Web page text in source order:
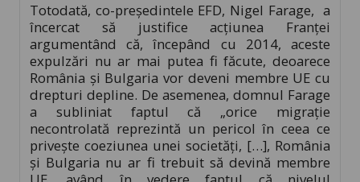
Totodată, co-preşedintele EFD, Nigel Farage, a
încercat să justifice acţiunea Franţei
argumentând că, începând cu 2014, aceste
expulzări nu ar mai putea fi făcute, deoarece
România şi Bulgaria vor deveni membre UE cu
drepturi depline. De asemenea, domnul Farage
a subliniat faptul că „orice migraţie
necontrolată reprezintă un pericol în ceea ce
priveşte coeziunea unei societăţi, […], România
şi Bulgaria nu ar fi trebuit să devină membre